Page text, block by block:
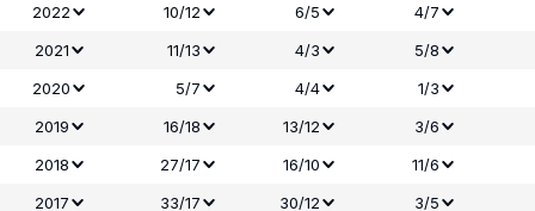
2022
10/12 6/5
4/7
2021
11/13 4/3
5/8
2020
5/7 4/4
1/3
2019
16/18 13/12
3/6
2018
27/17 16/10
11/6
2017
33/17 30/12
3/5